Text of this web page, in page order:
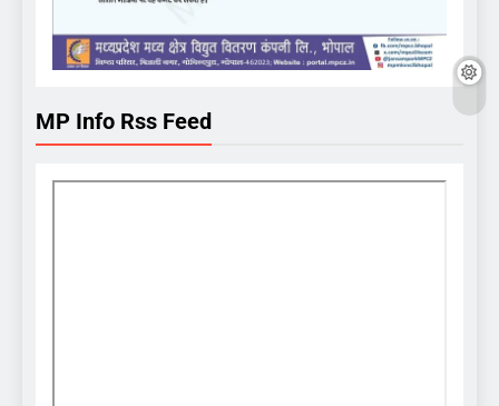
MP Info Rss Feed